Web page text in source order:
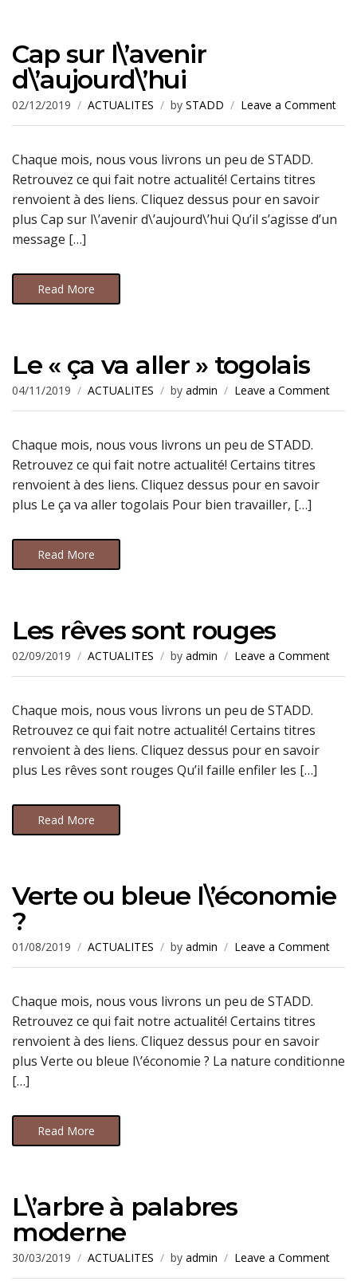
Cap sur l\’avenir
d\’aujourd\’hui
02/12/2019 ACTUALITES by STADD Leave a Comment
Chaque mois, nous vous livrons un peu de STADD.
Retrouvez ce qui fait notre actualité! Certains titres
renvoient à des liens. Cliquez dessus pour en savoir
plus Cap sur l\’avenir d\’aujourd\’hui Qu’il s’agisse d’un
message […]
Read More
Le « ça va aller » togolais
04/11/2019 ACTUALITES by admin Leave a Comment
Chaque mois, nous vous livrons un peu de STADD.
Retrouvez ce qui fait notre actualité! Certains titres
renvoient à des liens. Cliquez dessus pour en savoir
plus Le ça va aller togolais Pour bien travailler, […]
Read More
Les rêves sont rouges
02/09/2019 ACTUALITES by admin Leave a Comment
Chaque mois, nous vous livrons un peu de STADD.
Retrouvez ce qui fait notre actualité! Certains titres
renvoient à des liens. Cliquez dessus pour en savoir
plus Les rêves sont rouges Qu’il faille enfiler les […]
Read More
Verte ou bleue l\’économie
?
01/08/2019 ACTUALITES by admin Leave a Comment
Chaque mois, nous vous livrons un peu de STADD.
Retrouvez ce qui fait notre actualité! Certains titres
renvoient à des liens. Cliquez dessus pour en savoir
plus Verte ou bleue l\’économie ? La nature conditionne
[…]
Read More
L\’arbre à palabres
moderne
30/03/2019 ACTUALITES by admin Leave a Comment